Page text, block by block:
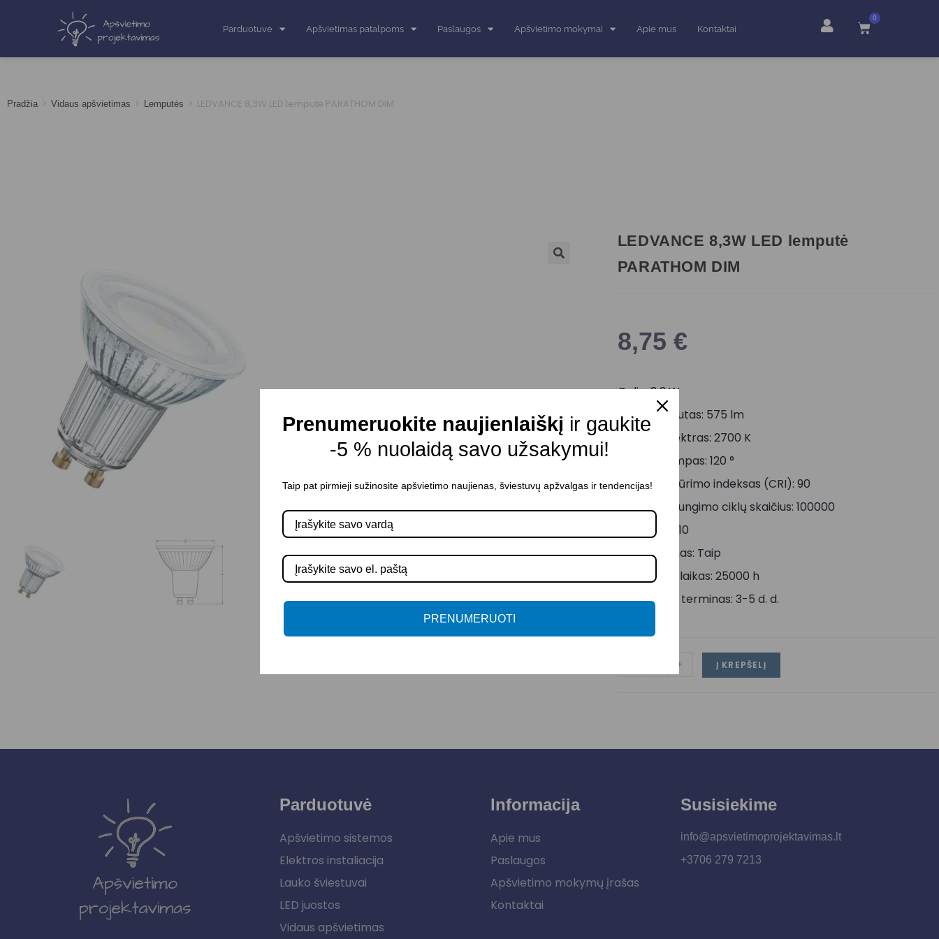
Parduotuvė Apšvietimas patalpoms Paslaugos Apšvietimo mokymai Apie mus Kontaktai
0
Pradžia > Vidaus apšvietimas > Lemputės > LEDVANCE 8,3W LED lemputė PARATHOM DIM
LEDVANCE 8,3W LED lemputė
PARATHOM DIM
8,75 €
Galia: 8,3 W
Šviesos srautas: 575 lm
Šviesos spektras: 2700 K
Šviesos kampas: 120 °
Šviesos atkūrimo indeksas (CRI): 90
Įjungimo/išjungimo ciklų skaičius: 100000
Cokolis: GU10
Dimeriavimas: Taip
Tarnavimo laikas: 25000 h
Pristatymo terminas: 3-5 d. d.
+ Į KREPŠELĮ
Parduotuvė
Apšvietimo sistemos
Elektros instaliacija
Lauko šviestuvai
LED juostos
Vidaus apšvietimas
Informacija
Apie mus
Paslaugos
Apšvietimo mokymų įrašas
Kontaktai
Susisiekime
info@apsvietimoprojektavimas.lt
+3706 279 7213
Prenumeruokite naujienlaiškį ir gaukite
-5 % nuolaidą savo užsakymui!
Taip pat pirmieji sužinosite apšvietimo naujienas, šviestuvų apžvalgas ir tendencijas!
PRENUMERUOTI